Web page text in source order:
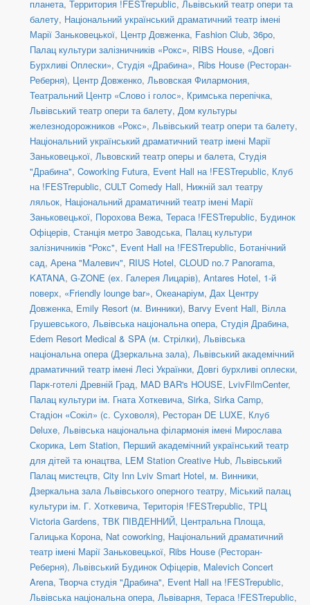
планета, Территория !FESTrepublic, Львівський театр опери та
балету, Національний український драматичний театр імені
Марії Заньковецької, Центр Довженка, Fashion Club, 36po,
Палац культури залізничників «Рокс», RIBS House, «Довгі
Бурхливі Оплески», Студія «Драбина», Ribs House (Ресторан-
Реберня), Центр Довженко, Львовская Филармония,
Театральний Центр «Слово і голос», Кримська перепічка,
Львівський театр опери та балету, Дом культуры
железнодорожников «Рокс», Львівський театр опери та балету,
Національний український драматичний театр імені Марії
Заньковецької, Львовский театр оперы и балета, Студія
"Драбина", Coworking Futura, Event Hall на !FESTrepublic, Клуб
на !FESTrepublic, CULT Comedy Hall, Нижній зал театру
ляльок, Національний драматичний театр імені Марії
Заньковецької, Порохова Вежа, Тераса !FESTrepublic, Будинок
Офіцерів, Станція метро Заводська, Палац культури
залізничників "Рокс", Event Hall на !FESTrepublic, Ботанічний
сад, Арена "Малевич", RIUS Hotel, CLOUD no.7 Panorama,
KATANA, G-ZONE (ex. Галерея Лицарів), Antares Hotel, 1-й
поверх, «Friendly lounge bar», Океанаріум, Дах Центру
Довженка, Emily Resort (м. Винники), Barvy Event Hall, Вілла
Грушевського, Львівська національна опера, Студія Драбина,
Edem Resort Medical & SPA (м. Стрілки), Львівська
національна опера (Дзеркальна зала), Львівський академічний
драматичний театр імені Лесі Українки, Довгі бурхливі оплески,
Парк-готелі Древній Град, MAD BAR's HOUSE, LvivFilmCenter,
Палац культури ім. Гната Хоткевича, Sirka, Sirka Camp,
Стадіон «Сокіл» (с. Суховоля), Ресторан DE LUXE, Клуб
Deluxe, Львівська національна філармонія імені Мирослава
Скорика, Lem Station, Перший академічний український театр
для дітей та юнацтва, LEM Station Creative Hub, Львівський
Палац мистецтв, City Inn Lviv Smart Hotel, м. Винники,
Дзеркальна зала Львівського оперного театру, Міський палац
культури ім. Г. Хоткевича, Територія !FESTrepublic, ТРЦ
Victoria Gardens, ТВК ПІВДЕННИЙ, Центральна Площа,
Галицька Корона, Nat coworking, Національний драматичний
театр імені Марії Заньковецької, Ribs House (Ресторан-
Реберня), Львівський Будинок Офіцерів, Malevich Concert
Arena, Творча студія "Драбина", Event Hall на !FESTrepublic,
Львівська національна опера, Львіварня, Тераса !FESTrepublic,